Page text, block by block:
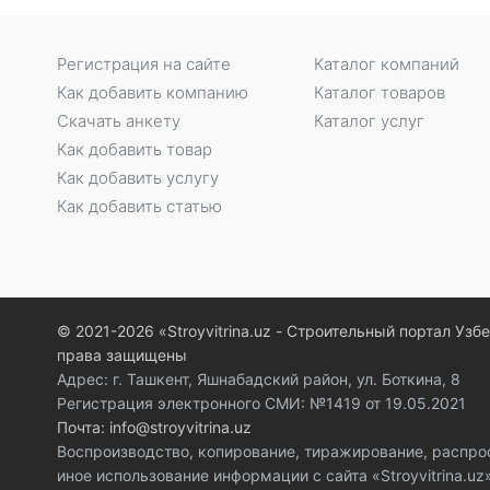
Регистрация на сайте
Как добавить компанию
Скачать анкету
Как добавить товар
Как добавить услугу
Как добавить статью
Каталог компаний
Каталог товаров
Каталог услуг
© 2021-2026 «Stroyvitrina.uz - Строительный портал
права защищены
Адрес: г. Ташкент, Яшнабадский район, ул. Боткина, 8
Регистрация электронного СМИ: №1419 от 19.05.2021
Почта: info@stroyvitrina.uz
Воспроизводство, копирование, тиражирование,
иное использование информации с сайта